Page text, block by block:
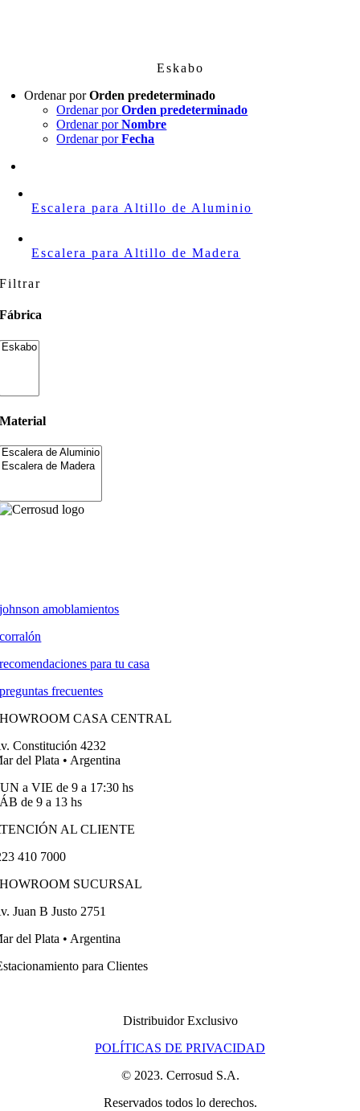
Eskabo
Ordenar porOrden predeterminado
Ordenar porOrden predeterminado
Ordenar porNombre
Ordenar porFecha
Escalera para Altillo de Aluminio
Escalera para Altillo de Madera
Filtrar
Fábrica
Material
johnson amoblamientos
corralón
recomendaciones para tu casa
preguntas frecuentes
CASA CENTRAL
Constitución 4232
del Plata • Argentina
a VIE de 9 a 17:30 hs
de 9 a 13 hs
AL CLIENTE
410 7000
SUCURSAL
Juan B Justo 2751
del Plata • Argentina
para Clientes
Distribuidor Exclusivo
POLÍTICAS DE PRIVACIDAD
© 2023. Cerrosud S.A.
Reservados todos lo derechos.